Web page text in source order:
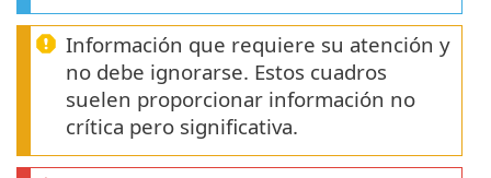
Información que requiere su atención y
no debe ignorarse. Estos cuadros
suelen proporcionar información no
crítica pero significativa.